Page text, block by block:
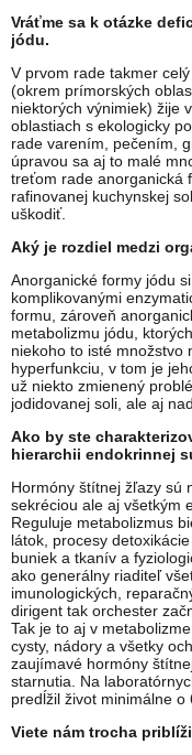
Vráťme sa k otázke
jódu.
V prvom rade takmer
(okrem prímorských
niektorých výnimiek) žije v
oblastiach s ekologicky
rade varením, pečením,
úpravou sa aj to malé
treťom rade anorganická
rafinovanej kuchynskej
uškodiť.
Aký je rozdiel medzi
Anorganické formy jódu
komplikovanými
formu, zároveň
metabolizmu jódu,
niekoho to isté množstvo
hyperfunkciu, v tom je
už niekto zmienený
jodidovanej soli, ale aj
Ako by ste
hierarchii endokrinnej
Hormóny štítnej žľazy sú
sekréciou ale aj všetkým
Reguluje metabolizmus
látok, procesy
buniek a tkanív a
ako generálny riaditeľ
imunologických,
dirigent tak orchester
Tak je to aj v
cysty, nádory a všetky
zaujímavé hormóny
starnutia. Na
predĺžil život minimálne o
Viete nám trocha